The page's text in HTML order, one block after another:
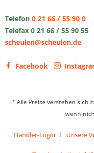
Telefon 0 21 66 / 55 90 0
Telefax 0 21 66 / 55 90 55
scheulen@scheulen.de
Facebook
* Alle Preise verstehen sich
wenn
Händler-Login Unsere